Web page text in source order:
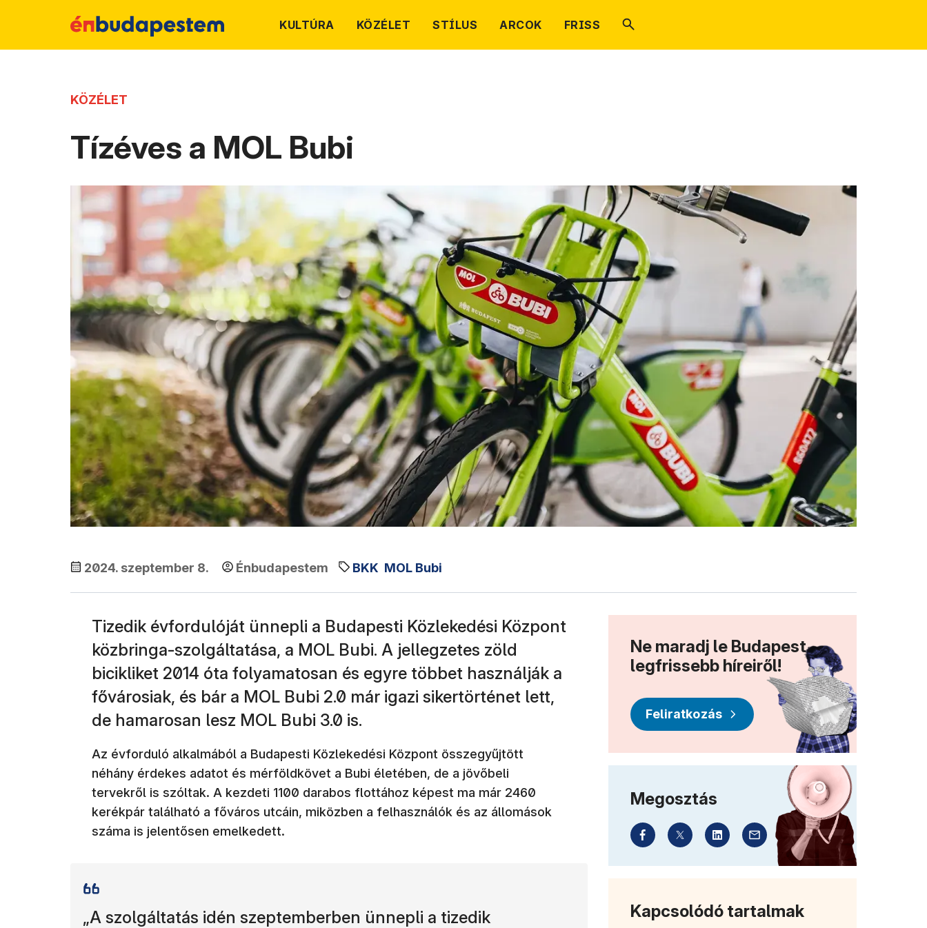
KULTÚRA KÖZÉLET STÍLUS ARCOK FRISS
KÖZÉLET
Tízéves a MOL Bubi
2024. szeptember 8. Énbudapestem BKK MOL Bubi
Tizedik évfordulóját ünnepli a Budapesti Közlekedési Központ
közbringa-szolgáltatása, a MOL Bubi. A jellegzetes zöld
bicikliket 2014 óta folyamatosan és egyre többet használják a
fővárosiak, és bár a MOL Bubi 2.0 már igazi sikertörténet lett,
de hamarosan lesz MOL Bubi 3.0 is.
Az évforduló alkalmából a Budapesti Közlekedési Központ összegyűjtött
néhány érdekes adatot és mérföldkövet a Bubi életében, de a jövőbeli
tervekről is szóltak. A kezdeti 1100 darabos flottához képest ma már 2460
kerékpár található a főváros utcáin, miközben a felhasználók és az állomások
száma is jelentősen emelkedett.
„A szolgáltatás idén szeptemberben ünnepli a tizedik
Ne maradj le Budapest
legfrissebb híreiről!
Feliratkozás
Megosztás
Kapcsolódó tartalmak